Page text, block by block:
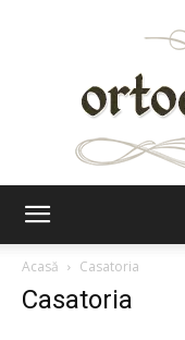
Acasă
Casatoria
Casatoria